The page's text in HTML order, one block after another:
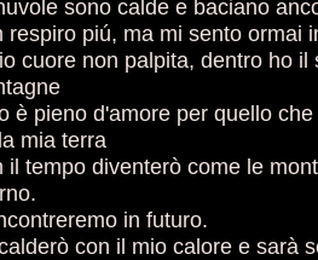
sono calde e baciano
respiro piú, ma mi sento ormai
cuore non palpita, dentro ho
è pieno d'amore per quello
mia terra
il tempo diventerò come le
in futuro.
con il mio calore e sarà